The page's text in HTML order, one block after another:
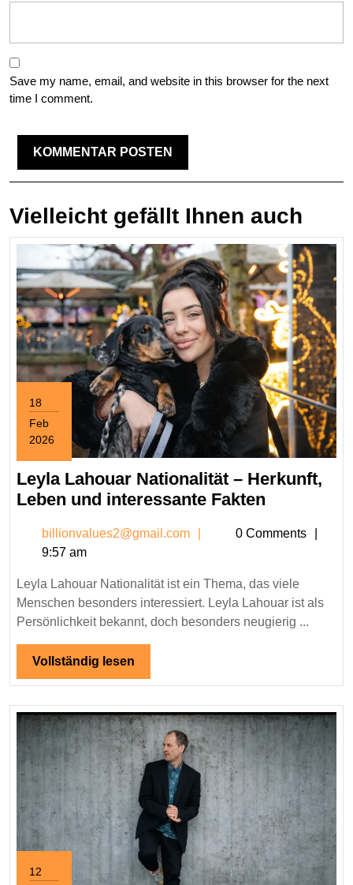
Save my name, email, and website in this browser for the next
time I comment.
Vielleicht gefällt Ihnen auch
18
Feb
2026
February
18,
2026
Leyla Lahouar Nationalität – Herkunft,
Leben und interessante Fakten
Herkunft,
Leben
und
billionvalues2@gmail.com
0 Comments
9:57 am
Leyla Lahouar Nationalität ist ein Thema, das viele
Menschen besonders interessiert. Leyla Lahouar ist als
Persönlichkeit bekannt, doch besonders neugierig ...
Vollständig lesen
lesen
12